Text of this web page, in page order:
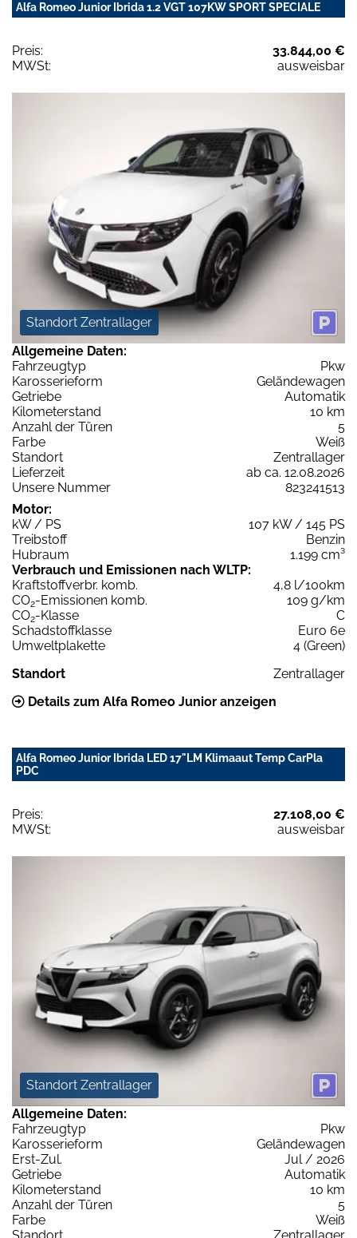
Alfa Romeo Junior Ibrida 1.2 VGT 107KW SPORT SPECIALE
Preis:
33.844,00 €
MWSt:
ausweisbar
Standort Zentrallager
Allgemeine Daten:
Fahrzeugtyp
Pkw
Karosserieform
Geländewagen
Getriebe
Automatik
Kilometerstand
10 km
Anzahl der Türen
5
Farbe
Weiß
Standort
Zentrallager
Lieferzeit
ab ca. 12.08.2026
Unsere Nummer
823241513
Motor:
kW / PS
107 kW / 145 PS
Treibstoff
Benzin
Hubraum
1.199 cm³
Verbrauch und Emissionen nach WLTP:
Kraftstoffverbr. komb.
4,8 l/100km
CO2-Emissionen komb.
109 g/km
CO2-Klasse
C
Schadstoffklasse
Euro 6e
Umweltplakette
4 (Green)
Standort
Zentrallager
Details zum Alfa Romeo Junior anzeigen
Alfa Romeo Junior Ibrida LED 17"LM Klimaaut Temp CarPla
PDC
Preis:
27.108,00 €
MWSt:
ausweisbar
Standort Zentrallager
Allgemeine Daten:
Fahrzeugtyp
Pkw
Karosserieform
Geländewagen
Erst-Zul.
Jul / 2026
Getriebe
Automatik
Kilometerstand
10 km
Anzahl der Türen
5
Farbe
Weiß